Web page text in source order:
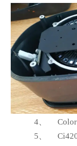
4、
5、